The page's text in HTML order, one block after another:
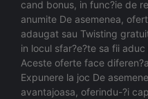
cand bonus, in func?ie de
anumite De asemenea,
adaugat sau Twisting
in locul sfar?e?te sa fii
Aceste oferte face
Expunere la joc De
avantajoasa, oferindu-?i